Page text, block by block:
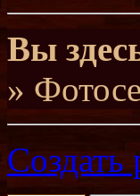
Вы
»
Создать